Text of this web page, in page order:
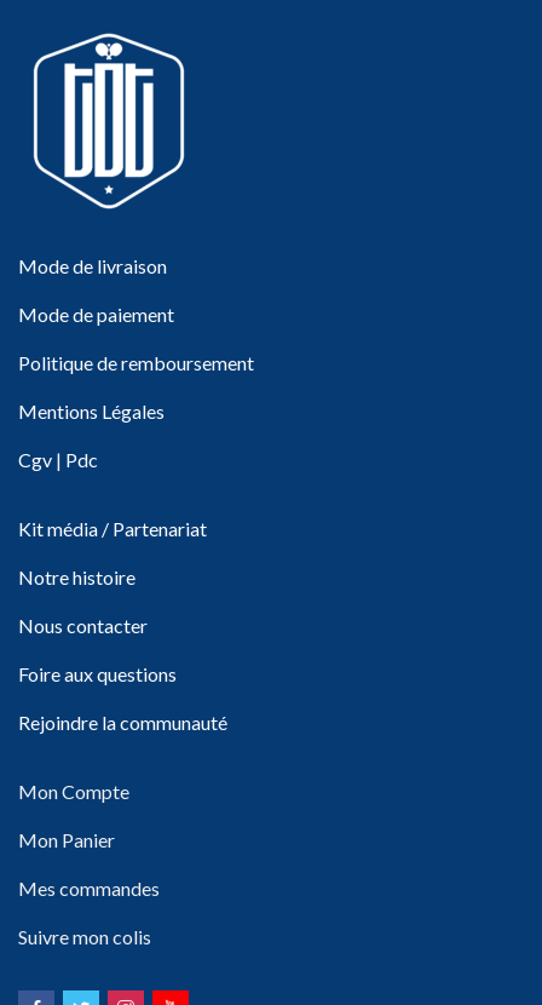
Mode de livraison
Mode de paiement
Politique de remboursement
Mentions Légales
Cgv | Pdc
Kit média / Partenariat
Notre histoire
Nous contacter
Foire aux questions
Rejoindre la communauté
Mon Compte
Mon Panier
Mes commandes
Suivre mon colis